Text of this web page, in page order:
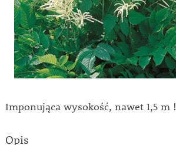
Imponująca wysokość, nawet 1,5 m !
Opis